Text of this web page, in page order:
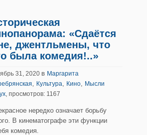
«Сдаётся
джентльмены, что
была комедия!..»
31, 2020 в Маргарита
, Культура, Кино, Мысли
, просмотров: 1167
нередко означает борьбу
В кинематографе эти функции
комедия.